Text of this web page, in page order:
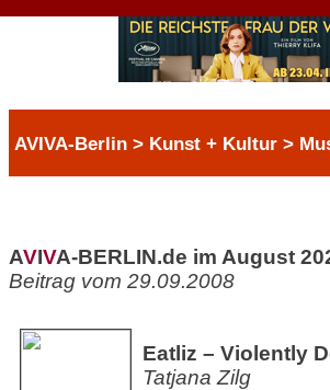
AVIVA-Berlin > Kunst + Kultur >
AVIVA-BERLIN.de im August
Beitrag vom 29.09.2008
Eatliz – Violently
Tatjana Zilg